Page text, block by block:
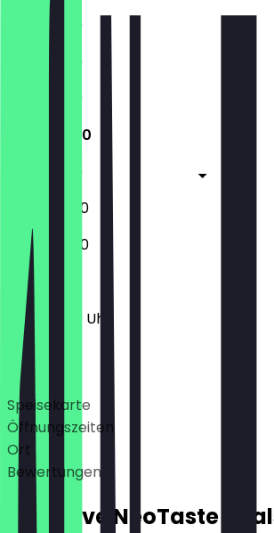
11:30 - 21:30
11:30 - 21:30
11:30 - 21:30
11:30 - 21:30
11:30 - 21:30
14:00 - 21:30
14:00 - 21:30
11:30 - 21:30 Uhr
Deals
Speisekarte
Öffnungszeiten
Ort
Bewertungen
Exklusive NeoTaste